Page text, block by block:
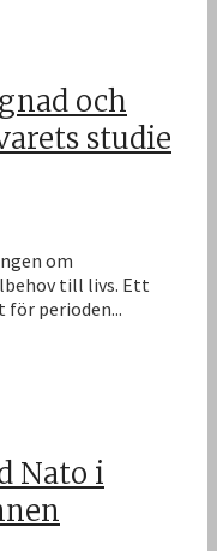
och
studie
om
till livs. Ett
perioden...
Nato i